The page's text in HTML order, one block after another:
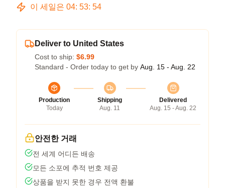
이 세일은 04: 53: 53
Deliver to United States
Cost to ship: $6.99
Standard - Order today to get by Aug. 15 - Aug. 22
Production
Today
Shipping
Aug. 11
Delivered
Aug. 15 - Aug. 22
안전한 거래
전 세계 어디든 배송
모든 소포에 추적 번호 제공
상품을 받지 못한 경우 전액 환불